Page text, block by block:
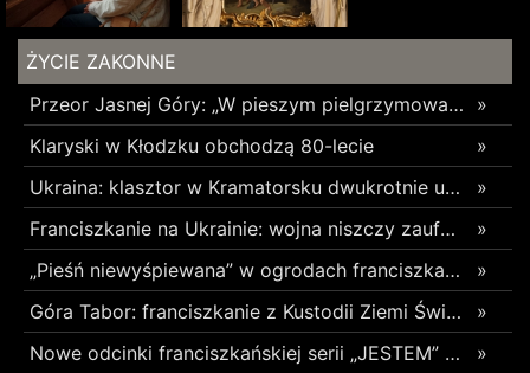
ŻYCIE ZAKONNE
»
Przeor Jasnej Góry: „W pieszym pielgrzymowaniu jest coś niezwykłego”
»
Klaryski w Kłodzku obchodzą 80-lecie
»
Ukraina: klasztor w Kramatorsku dwukrotnie uszkodzony w ciągu trzech tygodni
»
Franciszkanie na Ukrainie: wojna niszczy zaufanie
»
„Pieśń niewyśpiewana” w ogrodach franciszkańskich w Radomsku
»
Góra Tabor: franciszkanie z Kustodii Ziemi Świętej świętowali Przemienienie Pańskie
»
Nowe odcinki franciszkańskiej serii „JESTEM” z poruszającym świadectwami o błogosławionych z Pariacoto w 35. rocznicę ich męczeńskiej śmierci